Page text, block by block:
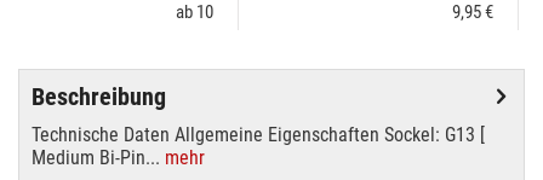
ab 10 9,95 €
Beschreibung
Technische Daten Allgemeine Eigenschaften Sockel: G13 [
Medium Bi-Pin... mehr